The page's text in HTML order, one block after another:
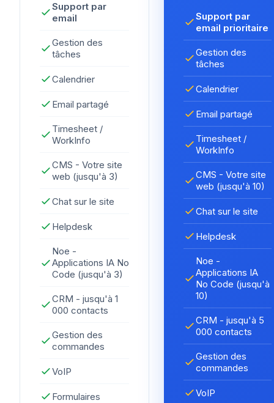
Support par
email
Gestion des
tâches
Calendrier
Email partagé
Timesheet /
WorkInfo
CMS - Votre site
web (jusqu'à 3)
Chat sur le site
Helpdesk
Noe -
Applications IA No
Code (jusqu'à 3)
CRM - jusqu'à 1
000 contacts
Gestion des
commandes
VoIP
Formulaires
Support par
email prioritaire
Gestion des
tâches
Calendrier
Email partagé
Timesheet /
WorkInfo
CMS - Votre site
web (jusqu'à 10)
Chat sur le site
Helpdesk
Noe -
Applications IA
No Code (jusqu'à
10)
CRM - jusqu'à 5
000 contacts
Gestion des
commandes
VoIP